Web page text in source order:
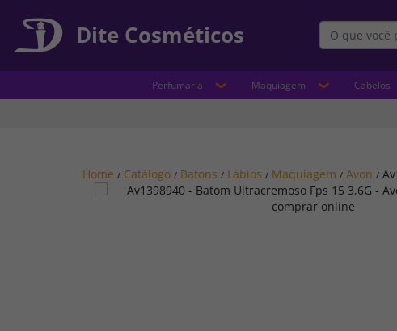
Dite Cosméticos
Perfumaria Maquiagem Cabelos
Home / Catálogo / Batons / Lábios / Maquiagem / Avon /